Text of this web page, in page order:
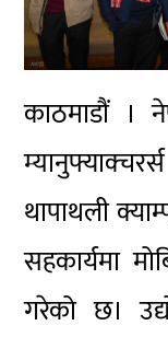
काठमाडौं ।
थापाथली
सहकार्यमा
गरेको छ।